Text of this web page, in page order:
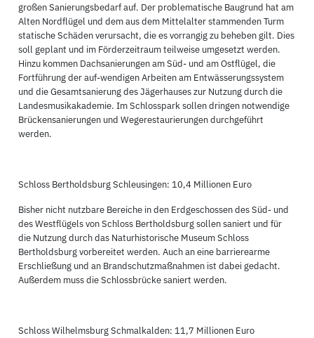
großen Sanierungsbedarf auf. Der problematische Baugrund hat am
Alten Nordflügel und dem aus dem Mittelalter stammenden Turm
statische Schäden verursacht, die es vorrangig zu beheben gilt. Dies
soll geplant und im Förderzeitraum teilweise umgesetzt werden.
Hinzu kommen Dachsanierungen am Süd- und am Ostflügel, die
Fortführung der auf-wendigen Arbeiten am Entwässerungssystem
und die Gesamtsanierung des Jägerhauses zur Nutzung durch die
Landesmusikakademie. Im Schlosspark sollen dringen notwendige
Brückensanierungen und Wegerestaurierungen durchgeführt
werden.
Schloss Bertholdsburg Schleusingen: 10,4 Millionen Euro
Bisher nicht nutzbare Bereiche in den Erdgeschossen des Süd- und
des Westflügels von Schloss Bertholdsburg sollen saniert und für
die Nutzung durch das Naturhistorische Museum Schloss
Bertholdsburg vorbereitet werden. Auch an eine barrierearme
Erschließung und an Brandschutzmaßnahmen ist dabei gedacht.
Außerdem muss die Schlossbrücke saniert werden.
Schloss Wilhelmsburg Schmalkalden: 11,7 Millionen Euro